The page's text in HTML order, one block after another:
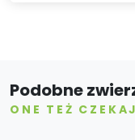
Podobne
ONE TEŻ